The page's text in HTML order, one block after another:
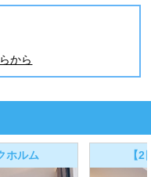
から
ホルム 【